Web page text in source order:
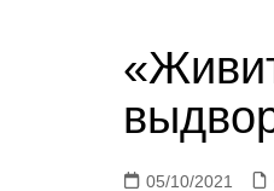
05/10/2021